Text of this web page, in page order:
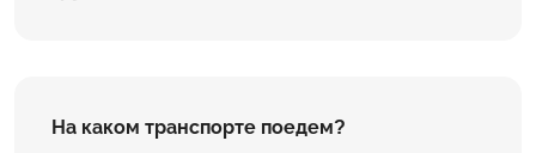
На каком транспорте поедем?